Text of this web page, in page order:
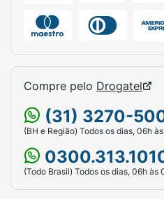
Compre pelo Drogatel
(31) 3270-
(BH e Região) Todos os dias, 06h
(Todo Brasil) Todos os dias, 06h às